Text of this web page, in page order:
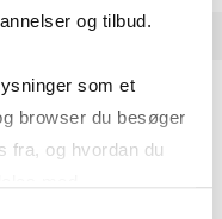
og tilbud.
som et
browser du besøger
fra, og hvordan du
psy­ko­lo­gi